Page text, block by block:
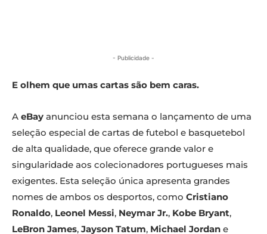
- Publicidade -
E olhem que umas cartas são bem caras.
A eBay anunciou esta semana o lançamento de uma
seleção especial de cartas de futebol e basquetebol
de alta qualidade, que oferece grande valor e
singularidade aos colecionadores portugueses mais
exigentes. Esta seleção única apresenta grandes
nomes de ambos os desportos, como Cristiano
Ronaldo, Leonel Messi, Neymar Jr., Kobe Bryant,
LeBron James, Jayson Tatum, Michael Jordan e